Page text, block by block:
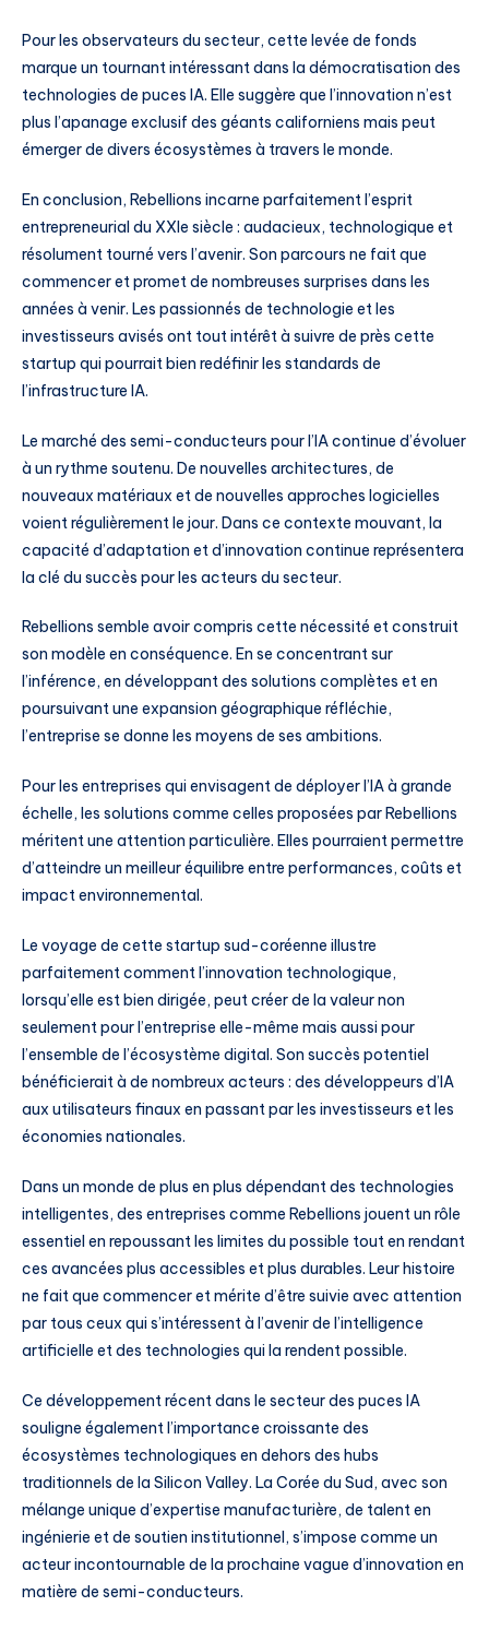
Pour les observateurs du secteur, cette levée de fonds
marque un tournant intéressant dans la démocratisation des
technologies de puces IA. Elle suggère que l’innovation n’est
plus l’apanage exclusif des géants californiens mais peut
émerger de divers écosystèmes à travers le monde.
En conclusion, Rebellions incarne parfaitement l’esprit
entrepreneurial du XXIe siècle : audacieux, technologique et
résolument tourné vers l’avenir. Son parcours ne fait que
commencer et promet de nombreuses surprises dans les
années à venir. Les passionnés de technologie et les
investisseurs avisés ont tout intérêt à suivre de près cette
startup qui pourrait bien redéfinir les standards de
l’infrastructure IA.
Le marché des semi-conducteurs pour l’IA continue d’évoluer
à un rythme soutenu. De nouvelles architectures, de
nouveaux matériaux et de nouvelles approches logicielles
voient régulièrement le jour. Dans ce contexte mouvant, la
capacité d’adaptation et d’innovation continue représentera
la clé du succès pour les acteurs du secteur.
Rebellions semble avoir compris cette nécessité et construit
son modèle en conséquence. En se concentrant sur
l’inférence, en développant des solutions complètes et en
poursuivant une expansion géographique réfléchie,
l’entreprise se donne les moyens de ses ambitions.
Pour les entreprises qui envisagent de déployer l’IA à grande
échelle, les solutions comme celles proposées par Rebellions
méritent une attention particulière. Elles pourraient permettre
d’atteindre un meilleur équilibre entre performances, coûts et
impact environnemental.
Le voyage de cette startup sud-coréenne illustre
parfaitement comment l’innovation technologique,
lorsqu’elle est bien dirigée, peut créer de la valeur non
seulement pour l’entreprise elle-même mais aussi pour
l’ensemble de l’écosystème digital. Son succès potentiel
bénéficierait à de nombreux acteurs : des développeurs d’IA
aux utilisateurs finaux en passant par les investisseurs et les
économies nationales.
Dans un monde de plus en plus dépendant des technologies
intelligentes, des entreprises comme Rebellions jouent un rôle
essentiel en repoussant les limites du possible tout en rendant
ces avancées plus accessibles et plus durables. Leur histoire
ne fait que commencer et mérite d’être suivie avec attention
par tous ceux qui s’intéressent à l’avenir de l’intelligence
artificielle et des technologies qui la rendent possible.
Ce développement récent dans le secteur des puces IA
souligne également l’importance croissante des
écosystèmes technologiques en dehors des hubs
traditionnels de la Silicon Valley. La Corée du Sud, avec son
mélange unique d’expertise manufacturière, de talent en
ingénierie et de soutien institutionnel, s’impose comme un
acteur incontournable de la prochaine vague d’innovation en
matière de semi-conducteurs.